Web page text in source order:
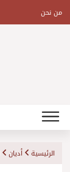
contentمن نحن
الرئيسية أديان